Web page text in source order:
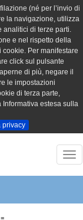
(né per l’invio di
la navigazione, utilizza
analitici di terze parti.
e nel rispetto della
Per manifestare
click sul pulsante
di più, negare il
le impostazioni
di terza parte,
estesa sulla
privacy